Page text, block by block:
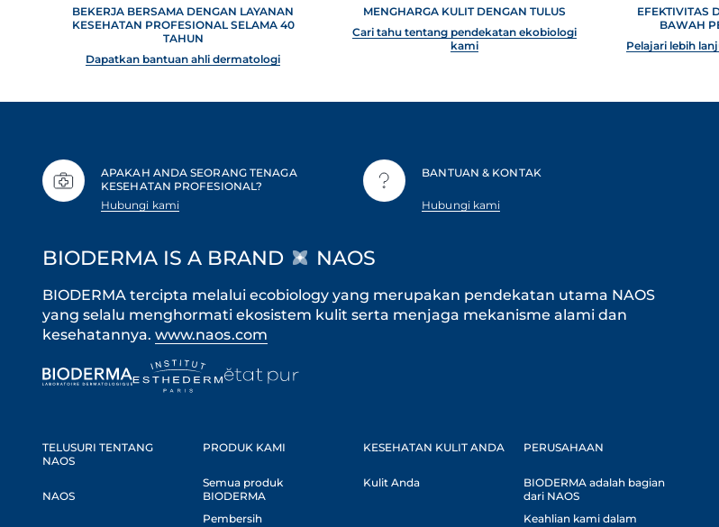
BEKERJA BERSAMA DENGAN LAYANAN
KESEHATAN PROFESIONAL SELAMA 40
TAHUN
Dapatkan bantuan ahli dermatologi
MENGHARGA KULIT DENGAN TULUS
Cari tahu tentang pendekatan ekobiologi
kami
EFEKTIVITAS
BAWAH
Pelajari lebih
APAKAH ANDA SEORANG TENAGA
KESEHATAN PROFESIONAL?
Hubungi kami
BANTUAN & KONTAK
Hubungi kami
BIODERMA IS A BRAND NAOS
BIODERMA tercipta melalui ecobiology yang merupakan pendekatan utama NAOS
yang selalu menghormati ekosistem kulit serta menjaga mekanisme alami dan
kesehatannya. www.naos.com
TELUSURI TENTANG
NAOS
NAOS
PRODUK KAMI
Semua produk
BIODERMA
Pembersih
KESEHATAN KULIT ANDA
Kulit Anda
PERUSAHAAN
BIODERMA adalah bagian
dari NAOS
Keahlian kami dalam